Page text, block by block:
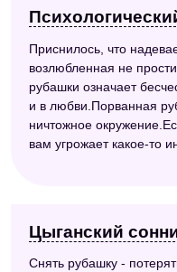
Приснилось, что
возлюбленная не
рубашки означает
и в любви.Порванная
ничтожное
вам угрожает какое-то
Цыганский
Снять рубашку -